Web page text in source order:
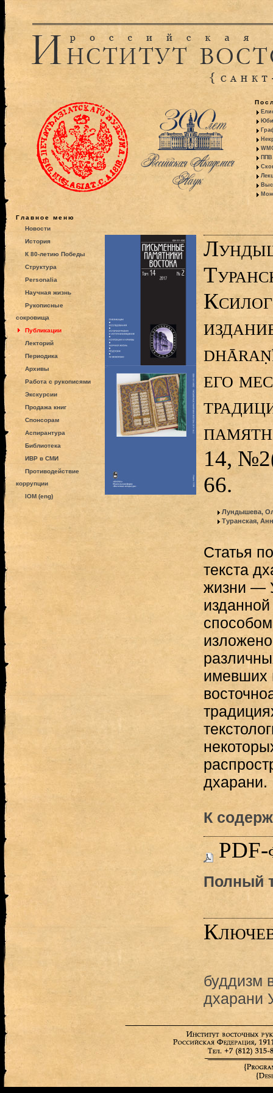
ППВ
Главное меню
Новости
История
К 80-летию Победы
Структура
Personalia
Научная жизнь
Рукописные
сокровища
Публикации
Лекторий
Периодика
Архивы
Работа с рукописями
Экскурсии
Продажа книг
Спонсорам
Аспирантура
Библиотека
ИВР в СМИ
Противодействие
коррупции
IOM (eng)
его
14,
66.
Лундышева,
Туранская,
Статья
текста
жизни —
имевших
дхарани.
К
PDF-
Полный
буддизм
дхарани